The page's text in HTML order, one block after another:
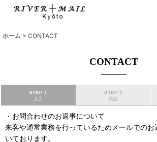
ホーム > CONTACT
CONTACT
STEP 1
入力
STEP 2
確認
・お問合わせのお返事について
来客や通常業務を行っているためメールでの
いております。